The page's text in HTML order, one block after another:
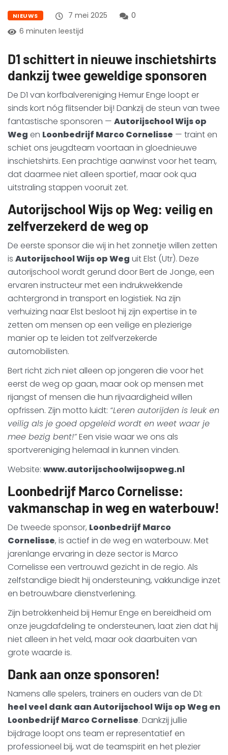
NIEUWS 7 mei 2025
0
6 minuten leestijd
D1 schittert in nieuwe inschietshirts
dankzij twee geweldige sponsoren
De D1 van korfbalvereniging Hemur Enge loopt er
sinds kort nóg flitsender bij! Dankzij de steun van twee
fantastische sponsoren — Autorijschool Wijs op
Weg en Loonbedrijf Marco Cornelisse — traint en
schiet ons jeugdteam voortaan in gloednieuwe
inschietshirts. Een prachtige aanwinst voor het team,
dat daarmee niet alleen sportief, maar ook qua
uitstraling stappen vooruit zet.
Autorijschool Wijs op Weg: veilig en
zelfverzekerd de weg op
De eerste sponsor die wij in het zonnetje willen zetten
is Autorijschool Wijs op Weg uit Elst (Utr). Deze
autorijschool wordt gerund door Bert de Jonge, een
ervaren instructeur met een indrukwekkende
achtergrond in transport en logistiek. Na zijn
verhuizing naar Elst besloot hij zijn expertise in te
zetten om mensen op een veilige en plezierige
manier op te leiden tot zelfverzekerde
automobilisten.
Bert richt zich niet alleen op jongeren die voor het
eerst de weg op gaan, maar ook op mensen met
rijangst of mensen die hun rijvaardigheid willen
opfrissen. Zijn motto luidt: “Leren autorijden is leuk en
veilig als je goed opgeleid wordt en weet waar je
mee bezig bent!”Een visie waar we ons als
sportvereniging helemaal in kunnen vinden.
Website: www.autorijschoolwijsopweg.nl
Loonbedrijf Marco Cornelisse:
vakmanschap in weg en waterbouw!
De tweede sponsor, Loonbedrijf Marco
Cornelisse, is actief in de weg en waterbouw. Met
jarenlange ervaring in deze sector is Marco
Cornelisse een vertrouwd gezicht in de regio. Als
zelfstandige biedt hij ondersteuning, vakkundige inzet
en betrouwbare dienstverlening.
Zijn betrokkenheid bij Hemur Enge en bereidheid om
onze jeugdafdeling te ondersteunen, laat zien dat hij
niet alleen in het veld, maar ook daarbuiten van
grote waarde is.
Dank aan onze sponsoren!
Namens alle spelers, trainers en ouders van de D1:
heel veel dank aan Autorijschool Wijs op Weg en
Loonbedrijf Marco Cornelisse. Dankzij jullie
bijdrage loopt ons team er representatief en
professioneel bij, wat de teamspirit en het plezier